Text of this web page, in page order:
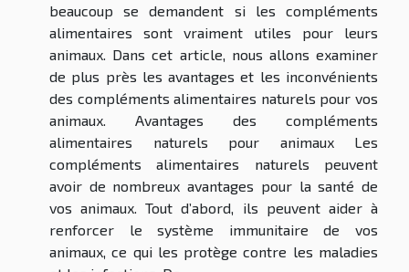
beaucoup se demandent si les compléments
alimentaires sont vraiment utiles pour leurs
animaux. Dans cet article, nous allons examiner
de plus près les avantages et les inconvénients
des compléments alimentaires naturels pour vos
animaux. Avantages des compléments
alimentaires naturels pour animaux Les
compléments alimentaires naturels peuvent
avoir de nombreux avantages pour la santé de
vos animaux. Tout d’abord, ils peuvent aider à
renforcer le système immunitaire de vos
animaux, ce qui les protège contre les maladies